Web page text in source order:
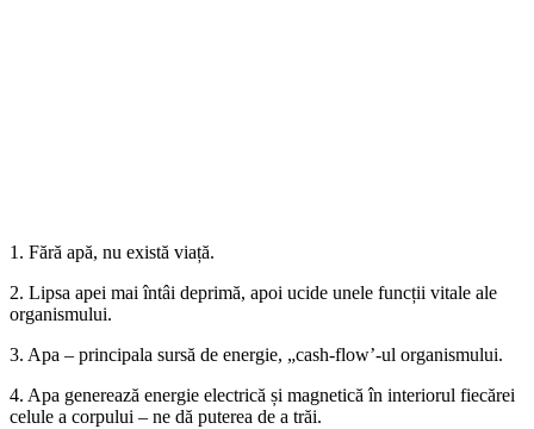
1. Fără apă, nu există viață.
2. Lipsa apei mai întâi deprimă, apoi ucide unele funcții vitale ale
organismului.
3. Apa – principala sursă de energie, „cash-flow’-ul organismului.
4. Apa generează energie electrică și magnetică în interiorul fiecărei
celule a corpului – ne dă puterea de a trăi.